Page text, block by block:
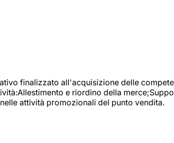
finalizzato all'acquisizione delle
e riordino della
attività promozionali del punto vendita.